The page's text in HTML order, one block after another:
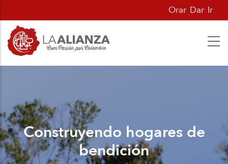
al
contenido
principal
Orar Dar Ir
Construyendo hogares de
bendición